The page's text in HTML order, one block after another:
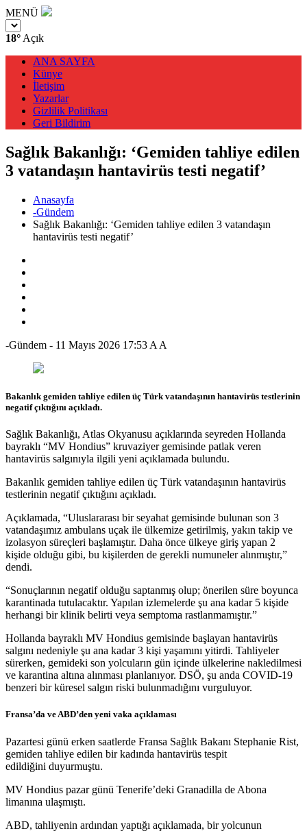
MENÜ
18° Açık
ANA SAYFA
Künye
İletişim
Yazarlar
Gizlilik Politikası
Geri Bildirim
Sağlık Bakanlığı: ‘Gemiden tahliye edilen
3 vatandaşın hantavirüs testi negatif’
Anasayfa
-Gündem
Sağlık Bakanlığı: ‘Gemiden tahliye edilen 3 vatandaşın
hantavirüs testi negatif’
-Gündem - 11 Mayıs 2026 17:53 A A
Bakanlık gemiden tahliye edilen üç Türk vatandaşının hantavirüs testlerinin
negatif çıktığını açıkladı.
Sağlık Bakanlığı, Atlas Okyanusu açıklarında seyreden Hollanda
bayraklı “MV Hondius” kruvaziyer gemisinde patlak veren
hantavirüs salgınıyla ilgili yeni açıklamada bulundu.
Bakanlık gemiden tahliye edilen üç Türk vatandaşının hantavirüs
testlerinin negatif çıktığını açıkladı.
Açıklamada, “Uluslararası bir seyahat gemisinde bulunan son 3
vatandaşımız ambulans uçak ile ülkemize getirilmiş, yakın takip ve
izolasyon süreçleri başlamıştır. Daha önce ülkeye giriş yapan 2
kişide olduğu gibi, bu kişilerden de gerekli numuneler alınmıştır,”
dendi.
“Sonuçlarının negatif olduğu saptanmış olup; önerilen süre boyunca
karantinada tutulacaktır. Yapılan izlemelerde şu ana kadar 5 kişide
herhangi bir klinik belirti veya semptoma rastlanmamıştır.”
Hollanda bayraklı MV Hondius gemisinde başlayan hantavirüs
salgını nedeniyle şu ana kadar 3 kişi yaşamını yitirdi. Tahliyeler
sürerken, gemideki son yolcuların gün içinde ülkelerine nakledilmesi
ve karantina altına alınması planlanıyor. DSÖ, şu anda COVID-19
benzeri bir küresel salgın riski bulunmadığını vurguluyor.
Fransa’da ve ABD’den yeni vaka açıklaması
Pazartesi günü erken saatlerde Fransa Sağlık Bakanı Stephanie Rist,
gemiden tahliye edilen bir kadında hantavirüs tespit
edildiğini duyurmuştu.
MV Hondius pazar günü Tenerife’deki Granadilla de Abona
limanına ulaşmıştı.
ABD, tahliyenin ardından yaptığı açıklamada, bir yolcunun